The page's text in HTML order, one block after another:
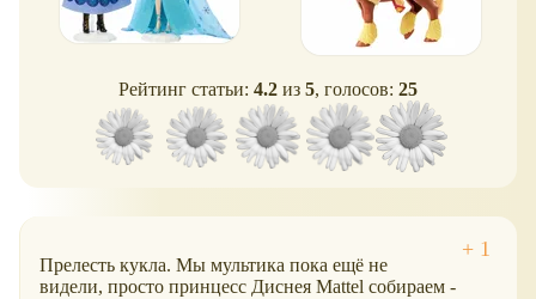
Рейтинг статьи: 4.2 из 5, голосов: 25
Прелесть кукла. Мы мультика пока ещё не
видели, просто принцесс Диснея Mattel собираем -